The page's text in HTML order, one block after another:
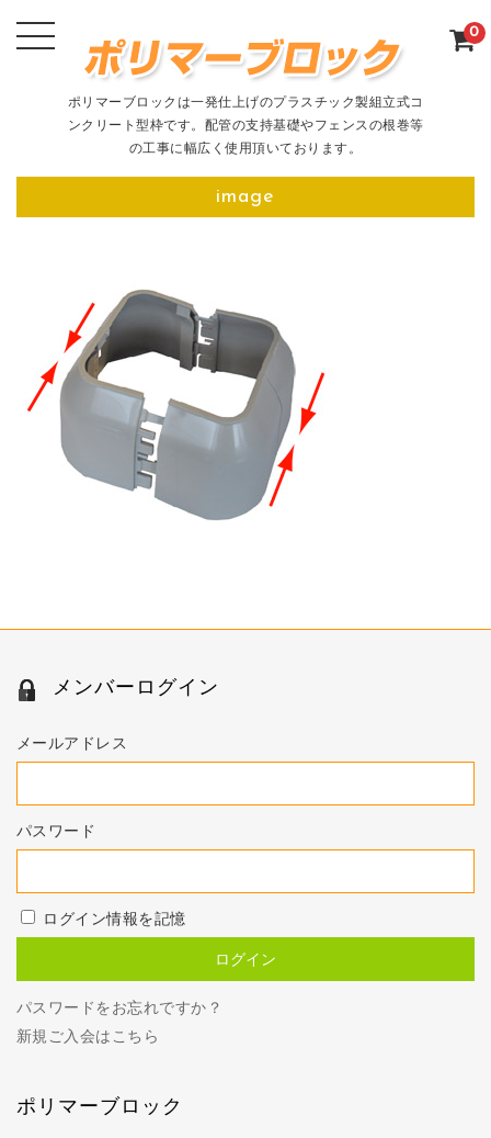
ポリマーブロックは一発仕上げのプラスチック製組立式コ
ンクリート型枠です。配管の支持基礎やフェンスの根巻等
の工事に幅広く使用頂いております。
0
image
メンバーログイン
メールアドレス
パスワード
ログイン情報を記憶
パスワードをお忘れですか？
新規ご入会はこちら
ポリマーブロック